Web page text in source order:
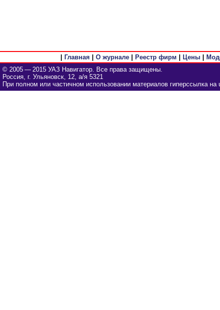
Главная О журнале| Реестр фирм Цены|
© 2005 — 2015 УАЗ Навигатор. Все права защищены.
Россия, г. Ульяновск, 12, а/я 5321
При полном или частичном использовании материалов гиперссылка на